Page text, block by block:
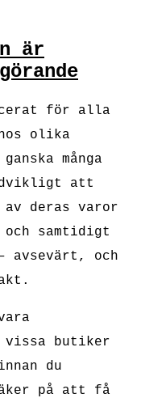
är
för alla
olika
många
att
av deras varor
samtidigt
avsevärt, och
butiker
du
på att få